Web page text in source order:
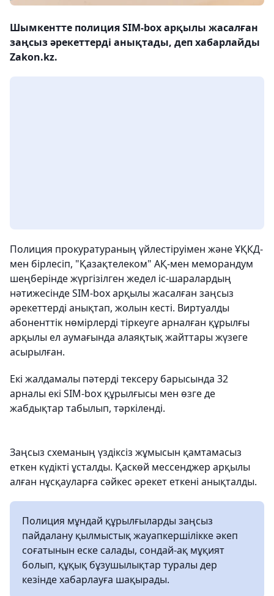
Шымкентте полиция SIM-box арқылы жасалған
заңсыз әрекеттерді анықтады, деп хабарлайды
Zakon.kz.
Полиция прокуратураның үйлестіруімен және ҰҚКД-
мен бірлесіп, "Қазақтелеком" АҚ-мен меморандум
шеңберінде жүргізілген жедел іс-шаралардың
нәтижесінде SIM-box арқылы жасалған заңсыз
әрекеттерді анықтап, жолын кесті. Виртуалды
абоненттік нөмірлерді тіркеуге арналған құрылғы
арқылы ел аумағында алаяқтық жайттары жүзеге
асырылған.
Екі жалдамалы пәтерді тексеру барысында 32
арналы екі SIM-box құрылғысы мен өзге де
жабдықтар табылып, тәркіленді.
Заңсыз схеманың үздіксіз жұмысын қамтамасыз
еткен күдікті ұсталды. Қаскөй мессенджер арқылы
алған нұсқауларға сәйкес әрекет еткені анықталды.
Полиция мұндай құрылғыларды заңсыз
пайдалану қылмыстық жауапкершілікке әкеп
соғатынын еске салады, сондай-ақ мұқият
болып, құқық бұзушылықтар туралы дер
кезінде хабарлауға шақырады.